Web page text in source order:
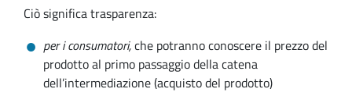
Ciò significa trasparenza:
per i consumatori,che potranno conoscere il prezzo del
prodotto al primo passaggio della catena
dell’intermediazione (acquisto del prodotto)